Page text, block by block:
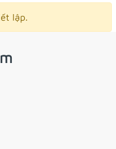
lập.